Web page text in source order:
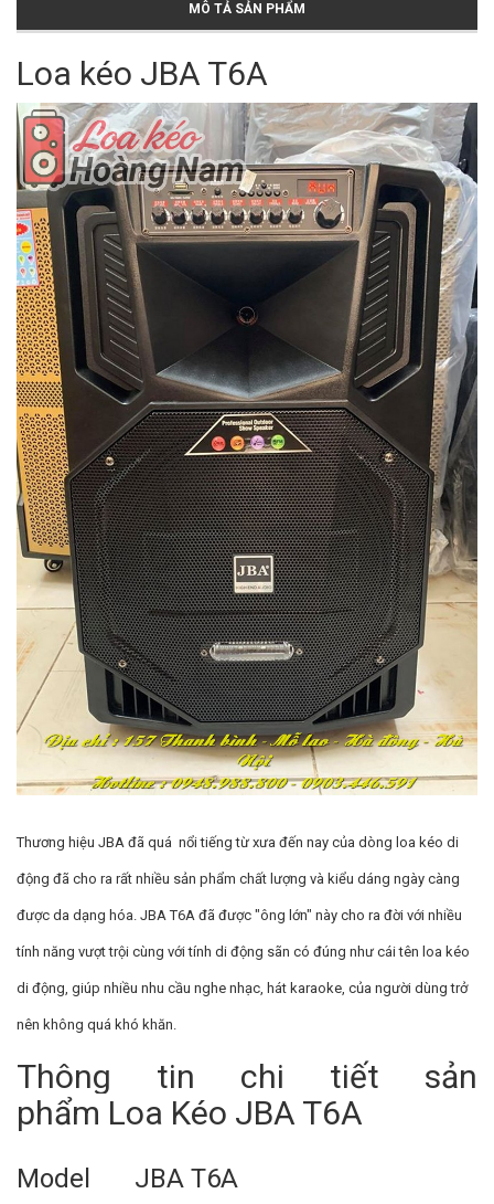
MÔ TẢ SẢN PHẨM
Loa kéo JBA T6A
Thương hiệu JBA đã quá nổi tiếng từ xưa đến nay của dòng loa kéo di
động đã cho ra rất nhiều sản phẩm chất lượng và kiểu dáng ngày càng
được da dạng hóa. JBA T6A đã được "ông lớn" này cho ra đời với nhiều
tính năng vượt trội cùng với tính di động sãn có đúng như cái tên loa kéo
di động, giúp nhiều nhu cầu nghe nhạc, hát karaoke, của người dùng trở
nên không quá khó khăn.
Thông tin chi tiết sản
phẩm Loa Kéo JBA T6A
Model JBA T6A